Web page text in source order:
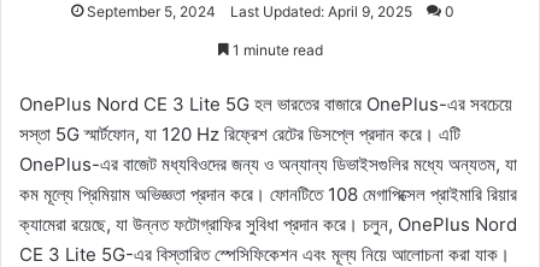
September 5, 2024 Last Updated: April 9, 2025 0
1 minute read
OnePlus Nord CE 3 Lite 5G হল ভারতের বাজারে OnePlus-এর সবচেয়ে
সস্তা 5G স্মার্টফোন, যা 120 Hz রিফ্রেশ রেটের ডিসপ্লে প্রদান করে। এটি
OnePlus-এর বাজেট মধ্যবিওদের জন্য ও অন্যান্য ডিভাইসগুলির মধ্যে অন্যতম, যা
কম মূল্যে প্রিমিয়াম অভিজ্ঞতা প্রদান করে। ফোনটিতে 108 মেগাপিক্সেল প্রাইমারি রিয়ার
ক্যামেরা রয়েছে, যা উন্নত ফটোগ্রাফির সুবিধা প্রদান করে। চলুন, OnePlus Nord
CE 3 Lite 5G-এর বিস্তারিত স্পেসিফিকেশন এবং মূল্য নিয়ে আলোচনা করা যাক।